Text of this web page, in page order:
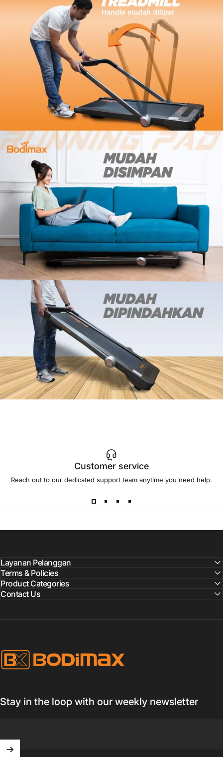
Customer service
Reach out to our dedicated support team anytime you need help.
Layanan Pelanggan
Terms & Policies
Product Categories
Contact Us
BODIMAX
Stay in the loop with our weekly newsletter